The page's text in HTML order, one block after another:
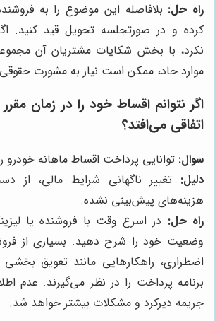
راه حل: بلافاصله این موضوع را به
کرده و در صورتجلسه تحویل قید کنید.
نکرد، با بخش شکایات مشتریان آن
موارد حاد، ممکن است نیاز به مشورت
اگر نتوانم اقساط خود را در زمان
اتفاقی می‌افتد؟
سوال: توانایی پرداخت اقساط ماهانه خودرو
دلیل: تغییر ناگهانی شرایط مالی، از
هزینه‌های پیش‌بینی نشده.
راه حل: در اسرع وقت با فروشنده یا
وضعیت خود را شرح دهید. بسیاری از
اضطراری، راهکارهایی مانند تعویق
برنامه پرداخت را در نظر می‌گیرند. عدم
جریمه دیرکرد و مشکلات بیشتر خواهد شد.